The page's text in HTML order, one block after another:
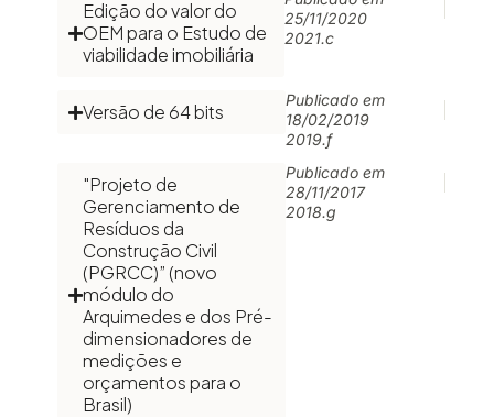
Edição do valor do
OEM para o Estudo de
viabilidade imobiliária
25/11/2020
2021.c
Versão de 64 bits
Publicado em
18/02/2019
2019.f
"Projeto de
Gerenciamento de
Resíduos da
Construção Civil
(PGRCC)” (novo
módulo do
Arquimedes e dos Pré-
dimensionadores de
medições e
orçamentos para o
Brasil)
Publicado em
28/11/2017
2018.g